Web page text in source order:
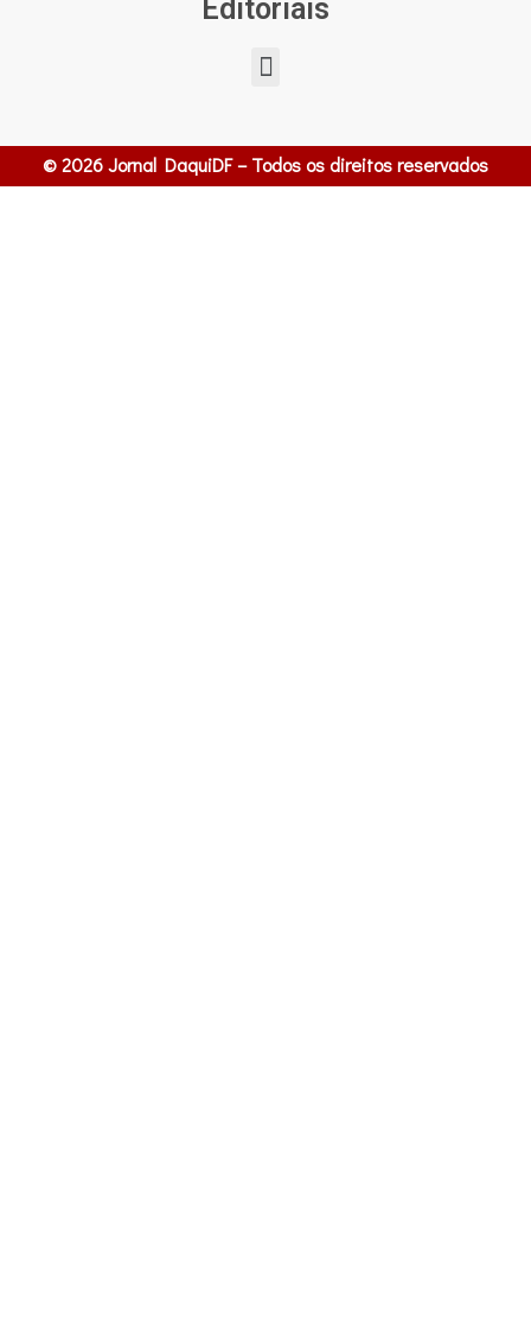
Editoriais
© 2026 Jornal DaquiDF – Todos os direitos reservados